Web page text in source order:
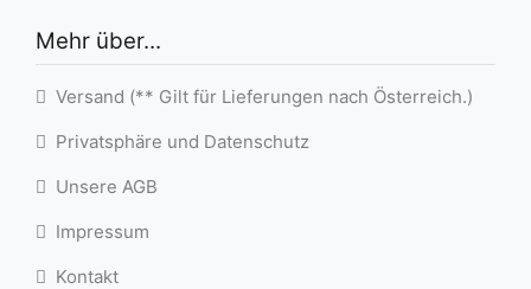
Mehr über...
Versand (** Gilt für Lieferungen nach Österreich.)
Privatsphäre und Datenschutz
Unsere AGB
Impressum
Kontakt